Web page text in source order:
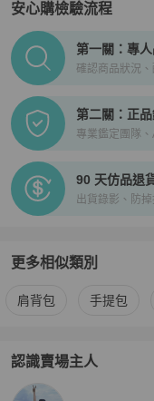
安心購檢驗流程
PopChill拍拍圈正品
第一關：專
確認商品狀況
第二關：正
專業鑑定團隊
90 天仿品退
出貨錄影、防
更多相似類別
更多Gucci 女包相似商
肩背包 手提包
認識賣場主人
PopChill 拍拍圈嚴選賣